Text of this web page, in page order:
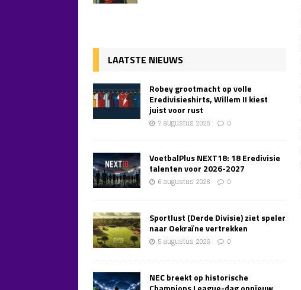
LAATSTE NIEUWS
Robey grootmacht op volle
Eredivisieshirts, Willem II kiest
juist voor rust
7 augustus 2026 0
VoetbalPlus NEXT18: 18 Eredivisie
talenten voor 2026-2027
6 augustus 2026 0
Sportlust (Derde Divisie) ziet speler
naar Oekraïne vertrekken
5 augustus 2026 0
NEC breekt op historische